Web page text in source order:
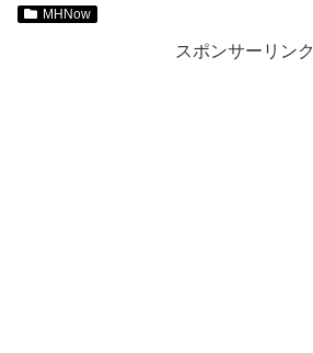
MHNow
スポンサーリンク